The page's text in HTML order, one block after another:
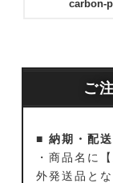
carbon-
ご
■ 納期・配
・商品名に
外発送品とな